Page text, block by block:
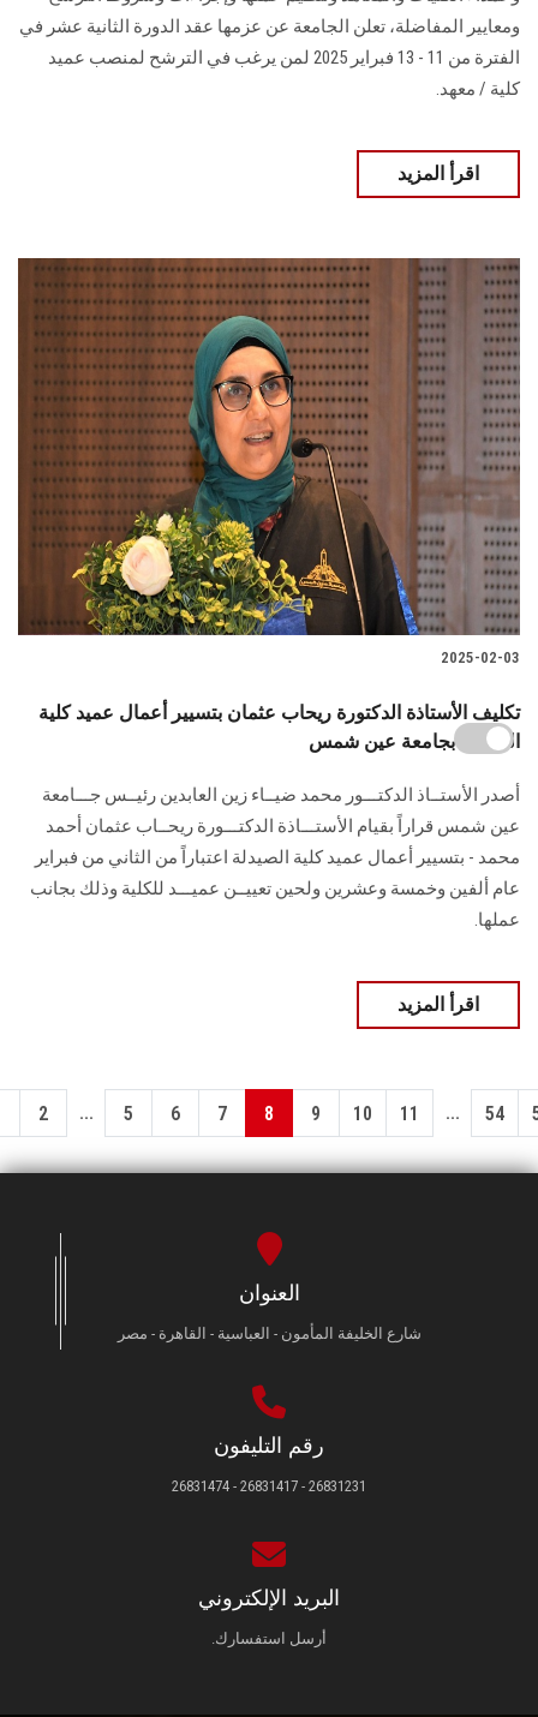
ومعايير المفاضلة، تعلن الجامعة عن عزمها عقد الدورة الثانية عشر في
الفترة من 11 - 13 فبراير 2025 لمن يرغب في الترشح لمنصب ‏عميد
كلية / معهد.
اقرأ المزيد
2025-02-03
تكليف الأستاذة الدكتورة ريحاب عثمان بتسيير أعمال عميد كلية
الصيدلة بجامعة عين شمس
أصدر الأستــاذ الدكتـــور محمد ضيــاء زين العابدين رئيــس جـــامعة
عين شمس قراراً بقيام الأستـــاذة ‏الدكتـــورة ريحــاب عثمان أحمد
محمد - بتسيير أعمال عميد كلية الصيدلة اعتباراً من الثاني من ‏فبراير
عام ألفين وخمسة وعشرين ولحين تعييــن عميـــد للكلية وذلك بجانب
عملها.‏
اقرأ المزيد
2 ... 5 6 7 8 9 10 11 ... 54
العنوان
شارع الخليفة المأمون - العباسية - القاهرة - مصر
رقم التليفون
26831231 - 26831417 - 26831474
البريد الإلكتروني
أرسل استفسارك.